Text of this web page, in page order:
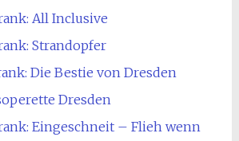
All Inclusive
Strandopfer
Die Bestie von Dresden
Dresden
Eingeschneit – Flieh wenn